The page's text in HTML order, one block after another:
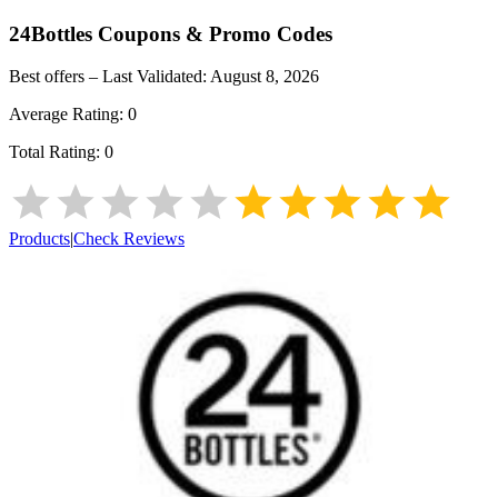
24Bottles Coupons & Promo Codes
Best offers – Last Validated: August 8, 2026
Average Rating: 0
Total Rating: 0
Products|Check Reviews